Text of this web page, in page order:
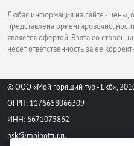
Любая информация на сайте - цены,
представлена ориентировочно,
является офертой. Взята со
несет ответственность за ее
© ООО «Мой горящий тур - Екб»,
ОГРН: 1176658066309
ИНН: 6671075862
nsk@moihottur.ru